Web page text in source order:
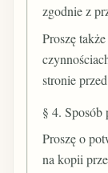
zgodnie z
Proszę
stronie
§ 4. Sposób
Proszę o
na kopii